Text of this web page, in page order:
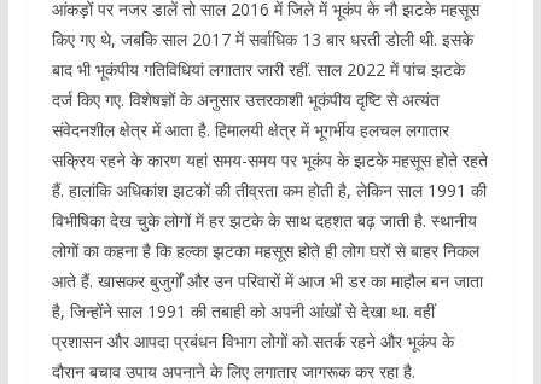
आंकड़ों पर नजर डालें तो साल 2016 में जिले में भूकंप के नौ झटके महसूस
किए गए थे, जबकि साल 2017 में सर्वाधिक 13 बार धरती डोली थी. इसके
बाद भी भूकंपीय गतिविधियां लगातार जारी रहीं. साल 2022 में पांच झटके
दर्ज किए गए. विशेषज्ञों के अनुसार उत्तरकाशी भूकंपीय दृष्टि से अत्यंत
संवेदनशील क्षेत्र में आता है. हिमालयी क्षेत्र में भूगर्भीय हलचल लगातार
सक्रिय रहने के कारण यहां समय-समय पर भूकंप के झटके महसूस होते रहते
हैं. हालांकि अधिकांश झटकों की तीव्रता कम होती है, लेकिन साल 1991 की
विभीषिका देख चुके लोगों में हर झटके के साथ दहशत बढ़ जाती है. स्थानीय
लोगों का कहना है कि हल्का झटका महसूस होते ही लोग घरों से बाहर निकल
आते हैं. खासकर बुजुर्गों और उन परिवारों में आज भी डर का माहौल बन जाता
है, जिन्होंने साल 1991 की तबाही को अपनी आंखों से देखा था. वहीं
प्रशासन और आपदा प्रबंधन विभाग लोगों को सतर्क रहने और भूकंप के
दौरान बचाव उपाय अपनाने के लिए लगातार जागरूक कर रहा है.